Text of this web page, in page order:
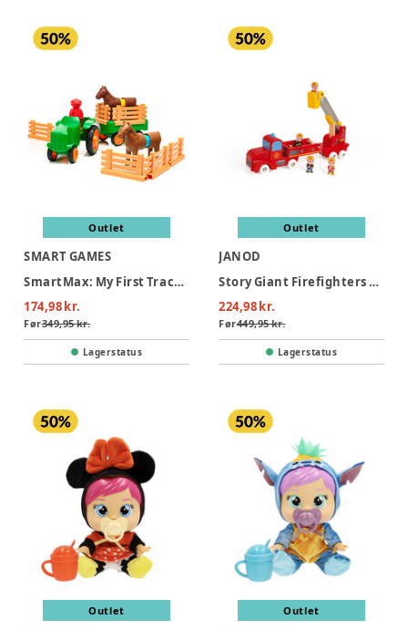
Outlet
SMART GAMES
SmartMax: My First Tractor 3 (Nordic)
174,98 kr.
Før349,95 kr.
Lagerstatus
Outlet
JANOD
Story Giant Firefighters Truck
224,98 kr.
Før449,95 kr.
Lagerstatus
Outlet Outlet